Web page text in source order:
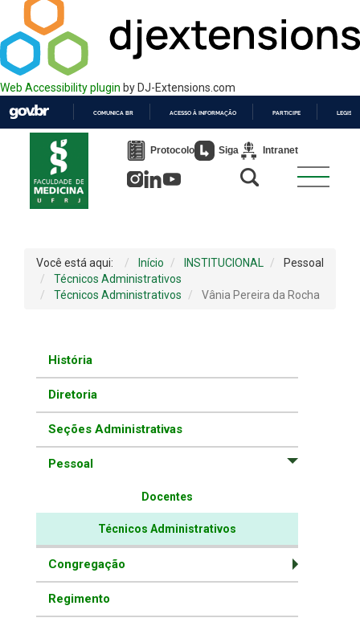
Web Accessibility plugin by DJ-Extensions.com
PARA
COMUNICA BR ACESSO À INFORMAÇÃO PARTICIPE
Protocolo Siga Intranet
Você está aqui: Início INSTITUCIONAL
Pessoal
Técnicos Administrativos
Técnicos Administrativos
Vânia Pereira da Rocha
História
Diretoria
Seções Administrativas
Pessoal
Docentes
Técnicos Administrativos
Congregação
Regimento